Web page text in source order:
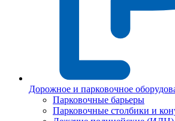
Дорожное и парковочное
Парковочные барьеры
Парковочные столбики и